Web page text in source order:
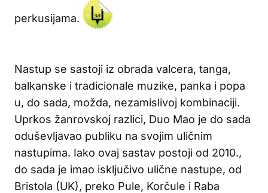
perkusijama.
Nastup se sastoji iz obrada valcera, tanga,
balkanske i tradicionale muzike, panka i popa
u, do sada, možda, nezamislivoj kombinaciji.
Uprkos žanrovskoj razlici, Duo Mao je do sada
oduševljavao publiku na svojim uličnim
nastupima. Iako ovaj sastav postoji od 2010.,
do sada je imao isključivo ulične nastupe, od
Bristola (UK), preko Pule, Korčule i Raba